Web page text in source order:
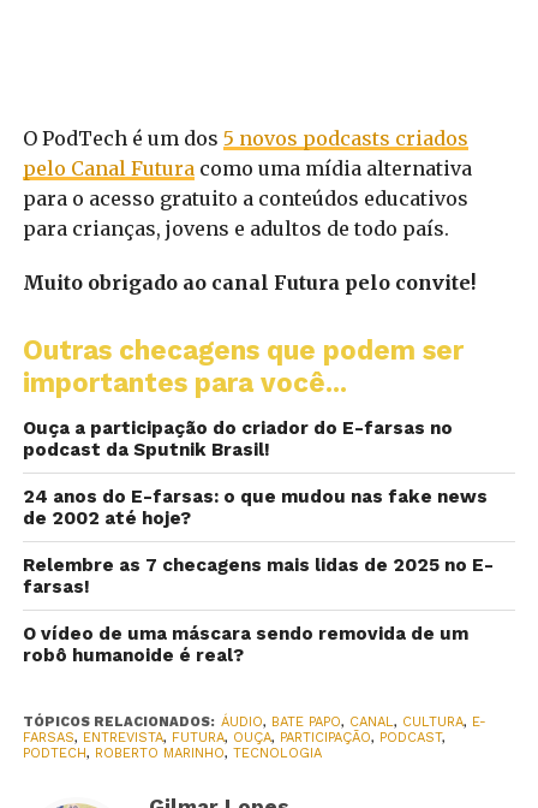
O PodTech é um dos 5 novos podcasts criados
pelo Canal Futuracomo uma mídia alternativa
para o acesso gratuito a conteúdos educativos
para crianças, jovens e adultos de todo país.
Muito obrigado ao canal Futura pelo convite!
Outras checagens que podem ser
importantes para você...
Ouça a participação do criador do E-farsas no
podcast da Sputnik Brasil!
24 anos do E-farsas: o que mudou nas fake news
de 2002 até hoje?
Relembre as 7 checagens mais lidas de 2025 no E-
farsas!
O vídeo de uma máscara sendo removida de um
robô humanoide é real?
TÓPICOS RELACIONADOS: ÁUDIO, BATE PAPO, CANAL, CULTURA, E-
FARSAS, ENTREVISTA, FUTURA, OUÇA, PARTICIPAÇÃO, PODCAST,
PODTECH, ROBERTO MARINHO, TECNOLOGIA